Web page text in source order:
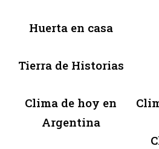
Huerta en casa
Tierra de Historias
Clima de hoy en
Argentina